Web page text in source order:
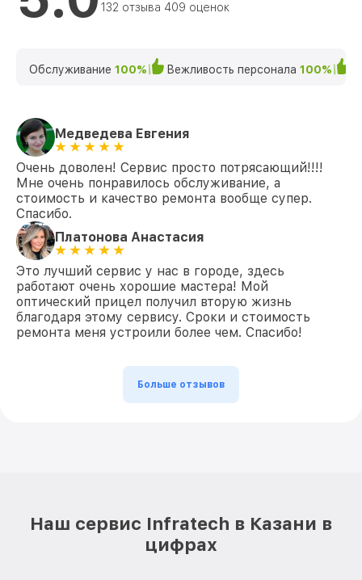
132 отзыва 409 оценок
Обслуживание 100% Вежливость персонала 100%
Медведева Евгения
Очень доволен! Сервис просто потрясающий!!!!
Мне очень понравилось обслуживание, а
стоимость и качество ремонта вообще супер.
Спасибо.
Платонова Анастасия
Это лучший сервис у нас в городе, здесь
работают очень хорошие мастера! Мой
оптический прицел получил вторую жизнь
благодаря этому сервису. Сроки и стоимость
ремонта меня устроили более чем. Спасибо!
Больше отзывов
Наш сервис Infratech в Казани в
цифрах